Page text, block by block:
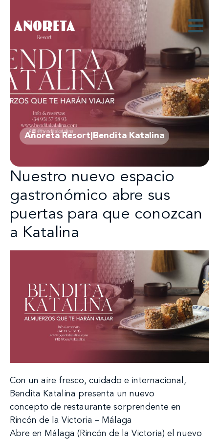
Añoreta Resort|Bendita Katalina
Nuestro nuevo espacio
gastronómico abre sus
puertas para que conozcan
a Katalina
Con un aire fresco, cuidado e internacional,
Bendita Katalina presenta un nuevo
concepto de restaurante sorprendente en
Rincón de la Victoria – Málaga
Abre en Málaga (Rincón de la Victoria) el nuevo